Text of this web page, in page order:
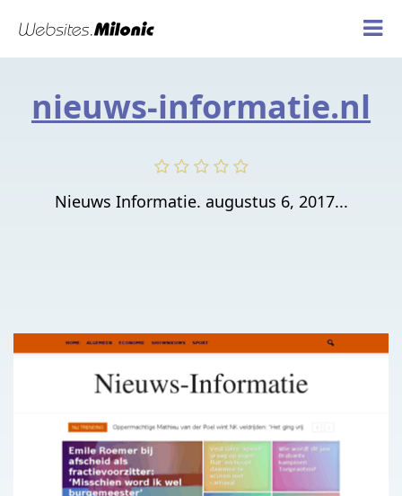
nieuws-informatie.nl
Nieuws Informatie. augustus 6, 2017...